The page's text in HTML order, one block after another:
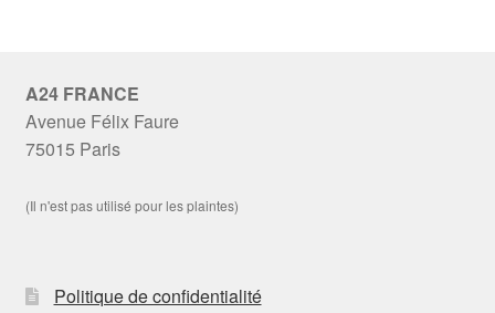
A24 FRANCE
Avenue Félix Faure
75015 Paris
(Il n'est pas utilisé pour les plaintes)
Politique de confidentialité